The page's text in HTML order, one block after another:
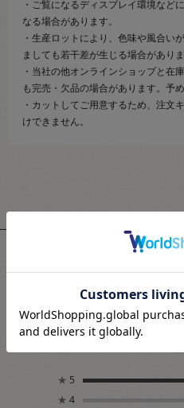
・ご覧になるディスプレイ環境など
なる場合があります。
・生産ロットにより、色味や風合い
ましても若干差が生じる場合があり
・当社の他オンラインショップと在
も完売・欠品の場合があります。予
・カットしてご用意するため、注文
けできません。
ユーザ
★ 5
★ 4